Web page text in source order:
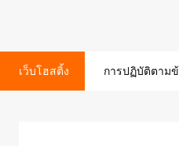
เว็บโฮสติ้ง การปฏิบัติตาม